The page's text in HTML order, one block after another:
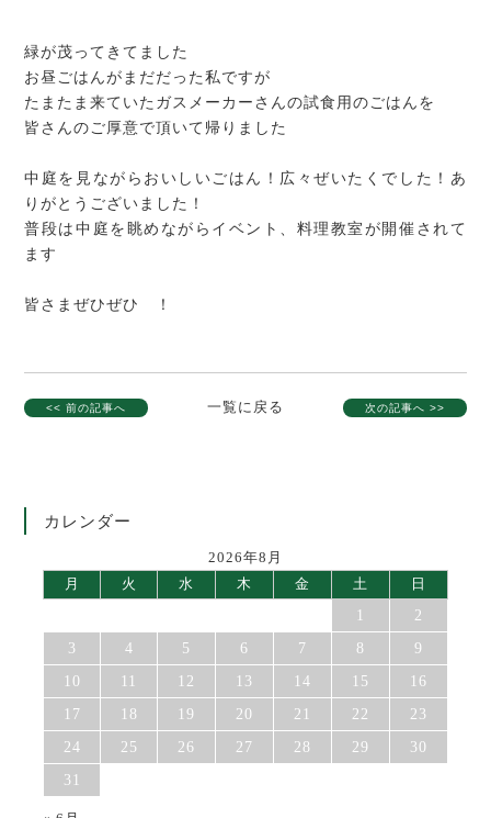
緑が茂ってきてました
お昼ごはんがまだだった私ですが
たまたま来ていたガスメーカーさんの試食用のごはんを
皆さんのご厚意で頂いて帰りました
中庭を見ながらおいしいごはん！広々ぜいたくでした！あ
りがとうございました！
普段は中庭を眺めながらイベント、料理教室が開催されて
ます
皆さまぜひぜひ ！
<< 前の記事へ 一覧に戻る 次の記事へ >>
カレンダー
2026年8月
月
火 水 木 金 土
日
1
2
3
4 5 6 7 8
9
10
11 12 13 14 15
16
17
18 19 20 21 22
23
24
25 26 27 28 29
30
31